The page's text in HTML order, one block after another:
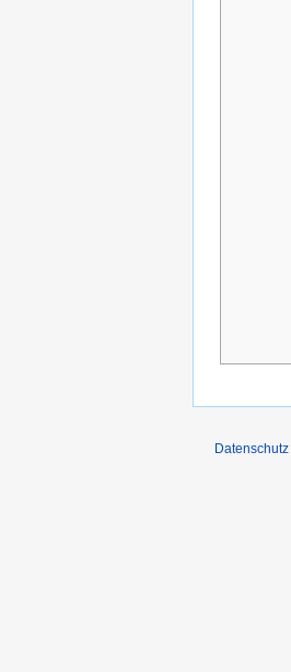
Datenschutz